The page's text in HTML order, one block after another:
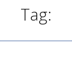
Tag: